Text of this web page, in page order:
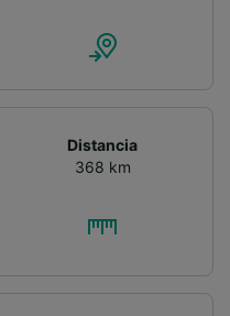
Distancia
368 km